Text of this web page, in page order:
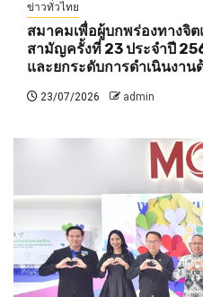
ข่าวทั่วไทย
สมาคมเพื่อผู้บกพร่องทางจิ
สามัญครั้งที่ 23 ประจำปี
และยกระดับการดำเนินงา
23/07/2026 admin